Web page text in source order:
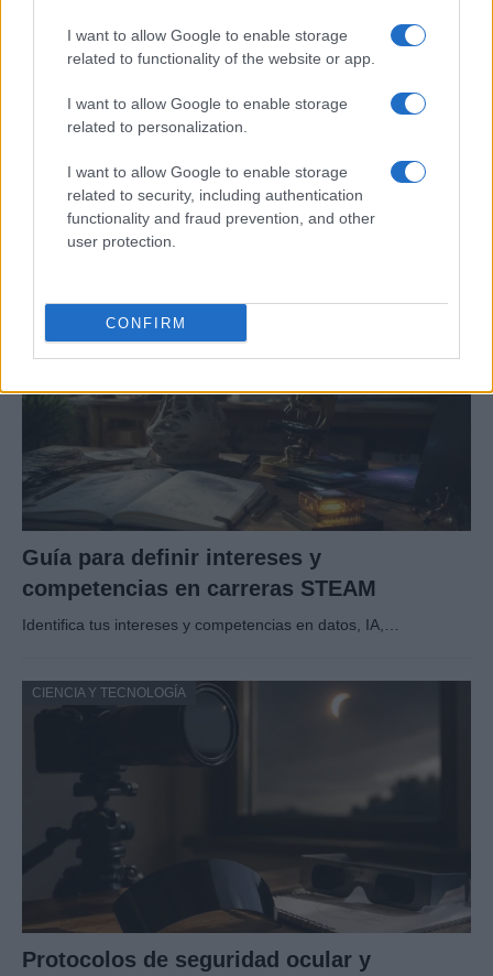
I want to allow Google to enable storage
related to functionality of the website or app.
I want to allow Google to enable storage
related to personalization.
I want to allow Google to enable storage
related to security, including authentication
functionality and fraud prevention, and other
user protection.
CONFIRM
Psiquiatría forense y criminología: la
perspectiva del doctor Cabrera
El doctor Cabrera, experto en psiquiatría forense, comparte…
Guía para definir intereses y
competencias en carreras STEAM
Identifica tus intereses y competencias en datos, IA,…
CIENCIA Y TECNOLOGÍA
Protocolos de seguridad ocular y